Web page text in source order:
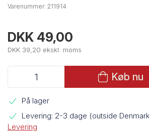
Varenummer: 211914
DKK 49,00
DKK 39,20 ekskl. moms
Køb nu
På lager
Levering: 2-3 dage (outside
Levering